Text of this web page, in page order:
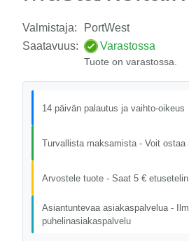
Valmistaja:
PortWest
Saatavuus:
Varastossa
Tuote on varastossa.
14 päivän palautus ja vaihto-oikeus
Turvallista maksamista - Voit
Arvostele tuote - Saat 5 € etusetelin
Asiantuntevaa asiakaspalvelua -
puhelinasiakaspalvelu